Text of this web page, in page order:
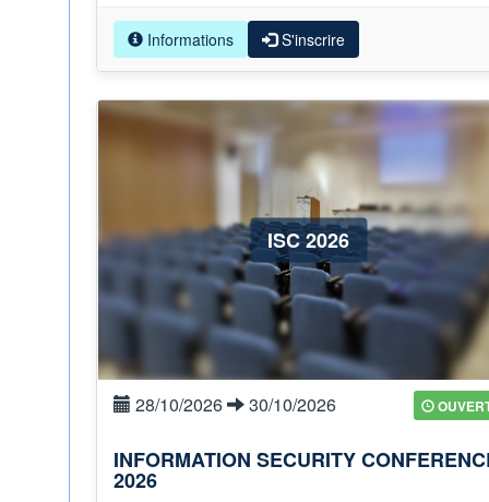
Informations S'inscrire
ISC 2026
28/10/2026 30/10/2026
INFORMATION SECURITY
2026